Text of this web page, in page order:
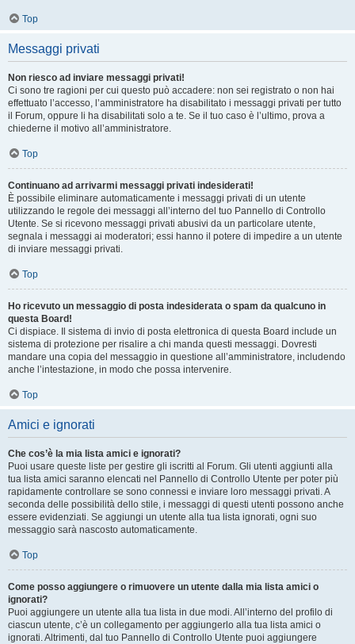
Top
Messaggi privati
Non riesco ad inviare messaggi privati!
Ci sono tre ragioni per cui questo può accadere: non sei registrato o non hai
effettuato l’accesso, l’amministratore ha disabilitato i messaggi privati per tutto
il Forum, oppure li ha disabilitati solo a te. Se il tuo caso è l’ultimo, prova a
chiederne il motivo all’amministratore.
Top
Continuano ad arrivarmi messaggi privati indesiderati!
È possibile eliminare automaticamente i messaggi privati ​​di un utente
utilizzando le regole dei messaggi all’interno del tuo Pannello di Controllo
Utente. Se si ricevono messaggi privati ​​abusivi da un particolare utente,
segnala i messaggi ai moderatori; essi hanno il potere di impedire a un utente
di inviare messaggi privati​​.
Top
Ho ricevuto un messaggio di posta indesiderata o spam da qualcuno in
questa Board!
Ci dispiace. Il sistema di invio di posta elettronica di questa Board include un
sistema di protezione per risalire a chi manda questi messaggi. Dovresti
mandare una copia del messaggio in questione all’amministratore, includendo
anche l’intestazione, in modo che possa intervenire.
Top
Amici e ignorati
Che cos’è la mia lista amici e ignorati?
Puoi usare queste liste per gestire gli iscritti al Forum. Gli utenti aggiunti alla
tua lista amici saranno elencati nel Pannello di Controllo Utente per poter più
rapidamente controllare se sono connessi e inviare loro messaggi privati. A
seconda delle possibilità dello stile, i messaggi di questi utenti possono anche
essere evidenziati. Se aggiungi un utente alla tua lista ignorati, ogni suo
messaggio sarà nascosto automaticamente.
Top
Come posso aggiungere o rimuovere un utente dalla mia lista amici o
ignorati?
Puoi aggiungere un utente alla tua lista in due modi. All’interno del profilo di
ciascun utente, c’è un collegamento per aggiungerlo alla tua lista amici o
ignorati. Altrimenti, dal tuo Pannello di Controllo Utente puoi aggiungere